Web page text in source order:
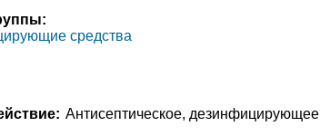
средства
Антисептическое, дезинфицирующее